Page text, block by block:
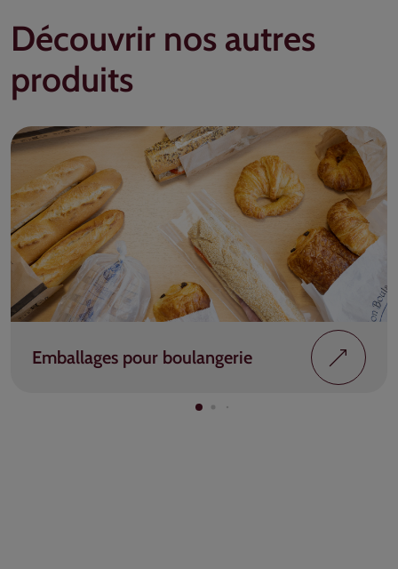
Découvrir nos autres
produits
Emballages pour boulangerie